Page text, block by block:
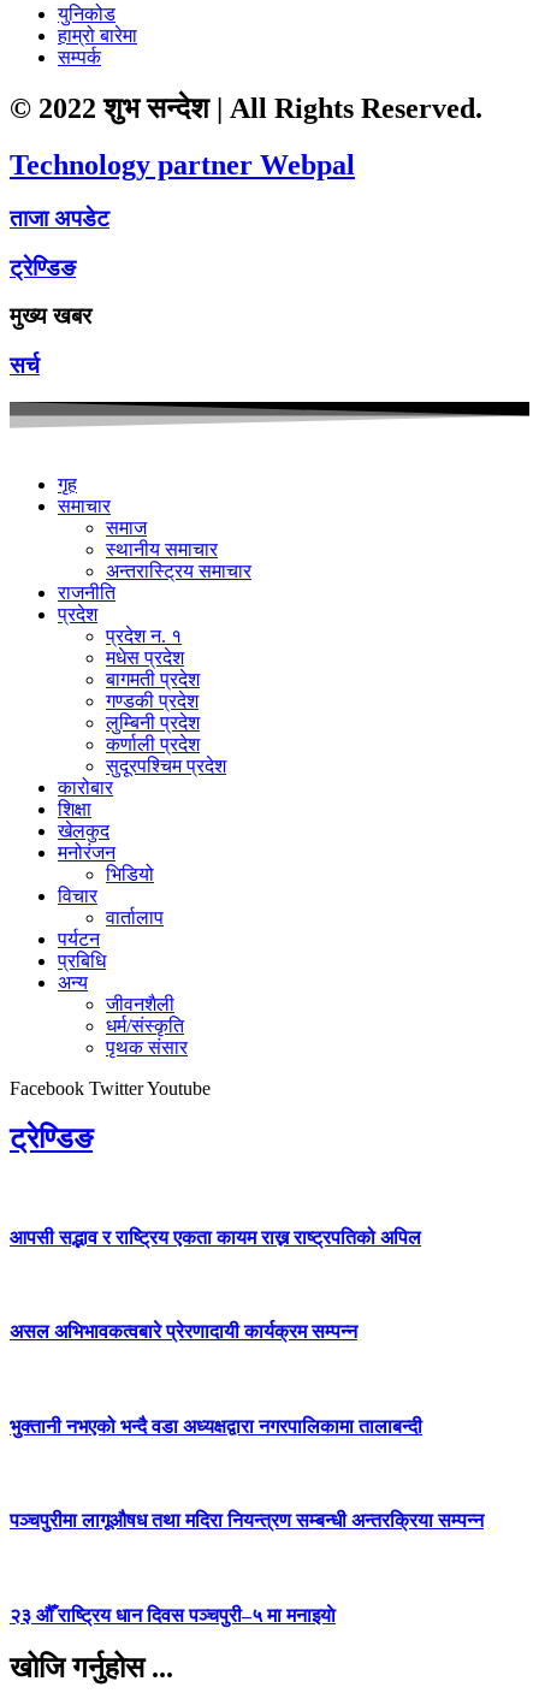
युनिकोड
हाम्रो बारेमा
सम्पर्क
© 2022 शुभ सन्देश | All Rights Reserved.
Technology partner Webpal
ताजा अपडेट
ट्रेण्डिङ
मुख्य खबर
सर्च
गृह
समाचार
समाज
स्थानीय समाचार
अन्तरास्ट्रिय समाचार
राजनीति
प्रदेश
प्रदेश न. १
मधेस प्रदेश
बागमती प्रदेश
गण्डकी प्रदेश
लुम्बिनी प्रदेश
कर्णाली प्रदेश
सुदूरपश्चिम प्रदेश
कारोबार
शिक्षा
खेलकुद
मनोरंजन
भिडियो
विचार
वार्तालाप
पर्यटन
प्रबिधि
अन्य
जीवनशैली
धर्म/संस्कृति
पृथक संसार
Facebook TwitterYoutube
ट्रेण्डिङ
आपसी सद्भाव र राष्ट्रिय एकता कायम राख्न राष्ट्रपतिको अपिल
असल अभिभावकत्वबारे प्रेरणादायी कार्यक्रम सम्पन्न
भुक्तानी नभएको भन्दै वडा अध्यक्षद्वारा नगरपालिकामा तालाबन्दी
पञ्चपुरीमा लागूऔषध तथा मदिरा नियन्त्रण सम्बन्धी अन्तरक्रिया सम्पन्न
२३ औँ राष्ट्रिय धान दिवस पञ्चपुरी–५ मा मनाइयाे
खोजि गर्नुहोस ...